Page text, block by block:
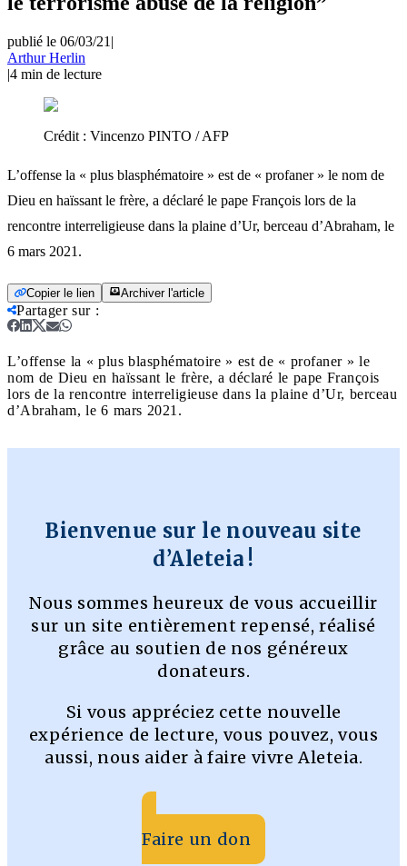
publié le 06/03/21 |
Arthur Herlin
|4 min de lecture
Crédit : Vincenzo PINTO / AFP
L’offense la « plus blasphématoire » est de « profaner » le nom de
Dieu en haïssant le frère, a déclaré le pape François lors de la
rencontre interreligieuse dans la plaine d’Ur, berceau d’Abraham, le
6 mars 2021.
Copier le lien Archiver l'article
Partager sur:
L’offense la « plus blasphématoire » est de « profaner » le
nom de Dieu en haïssant le frère, a déclaré le pape François
lors de la rencontre interreligieuse dans la plaine d’Ur, berceau
d’Abraham, le 6 mars 2021.
Bienvenue sur le nouveau site
d’Aleteia !
Nous sommes heureux de vous accueillir
sur un site entièrement repensé, réalisé
grâce au soutien de nos généreux
donateurs.
Si vous appréciez cette nouvelle
expérience de lecture, vous pouvez, vous
aussi, nous aider à faire vivre Aleteia.
Faire un don